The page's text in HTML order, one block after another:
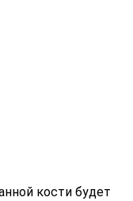
МРТ (магнитно-